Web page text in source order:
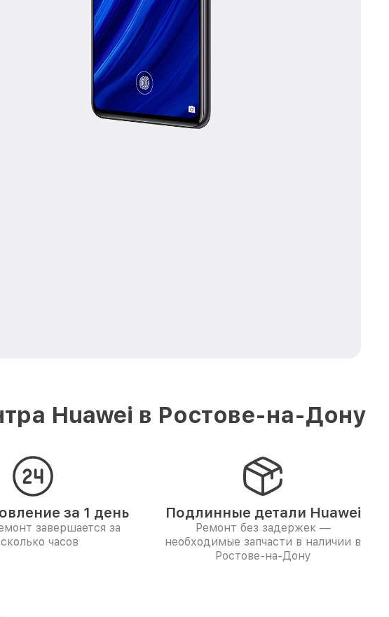
Huawei в Ростове-на-Дону
за 1 день
завершается за
часов
Подлинные детали Huawei
Ремонт без задержек —
необходимые запчасти в наличии в
Ростове-на-Дону